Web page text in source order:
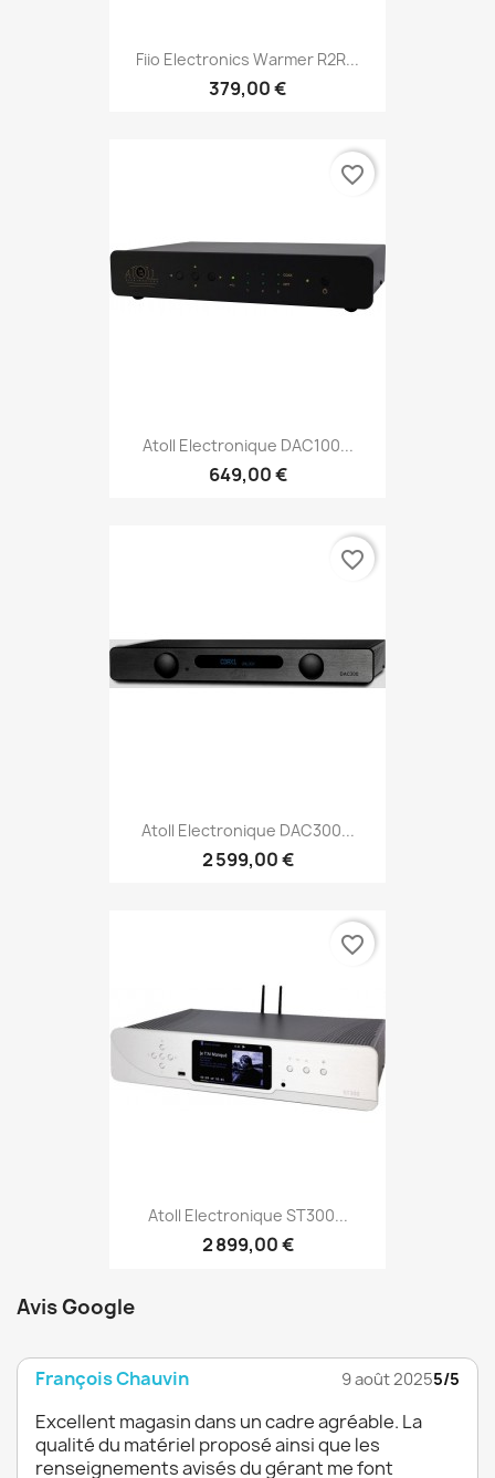
Fiio Electronics Warmer R2R...
379,00 €
Atoll Electronique DAC100...
649,00 €
favorite_border
Atoll Electronique DAC300...
2 599,00 €
favorite_border
Atoll Electronique ST300...
2 899,00 €
favorite_border
Avis Google
François Chauvin 9 août 20255/5
Excellent magasin dans un cadre agréable. La
qualité du matériel proposé ainsi que les
renseignements avisés du gérant me font